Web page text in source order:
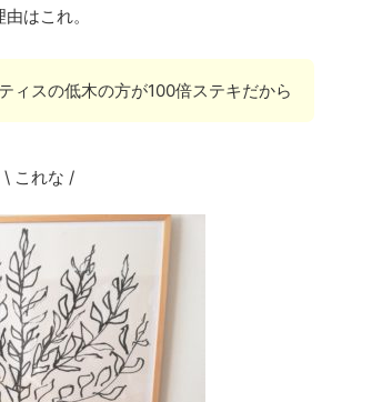
はこれ。
ィスの低木の方が100倍ステキだから
\ これな /